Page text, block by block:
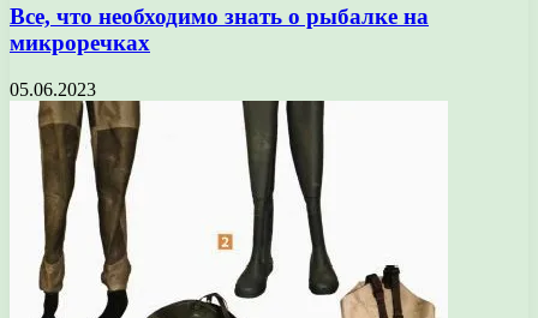
Все, что необходимо знать о рыбалке на
микроречках
05.06.2023